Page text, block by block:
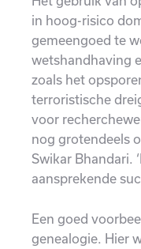
in hoog-risico
gemeengoed te
wetshandhaving
zoals het
terroristische
voor
nog grotendeels
Swikar Bhandari.
aansprekende
Een goed
genealogie. Hier